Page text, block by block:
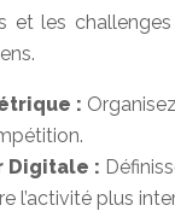
et les
:
Digitale :
l’activité plus